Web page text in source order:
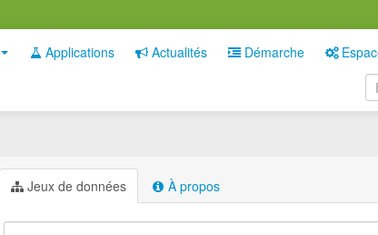
Applications Actualités Démarche
Jeux de données À propos